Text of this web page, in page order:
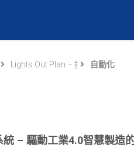
Lights Out Plan – 打造無人化智
自動化
統 – 驅動工業4.0智慧製造